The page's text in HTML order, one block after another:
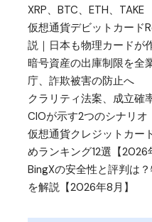
XRP、BTC、ETH、TAKE
仮想通貨デビットカード
説｜日本も物理カードが
暗号資産の出庫制限を全
庁、詐欺被害の防止へ
クラリティ法案、成立
CIOが示す2つのシナリオ
仮想通貨クレジットカー
めランキング12選【2026
BingXの安全性と評判は
を解説【2026年8月】